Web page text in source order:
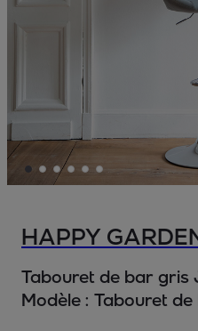
HAPPY
Tabouret de bar gris
Modèle : Tabouret